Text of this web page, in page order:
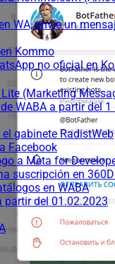
WA, envíe un
Kommo
no oficial en
(Marketing
WABA a partir del
gabinete RadistWeb
Facebook
a Meta for
suscripción en
en WABA
partir del 01.02.2023